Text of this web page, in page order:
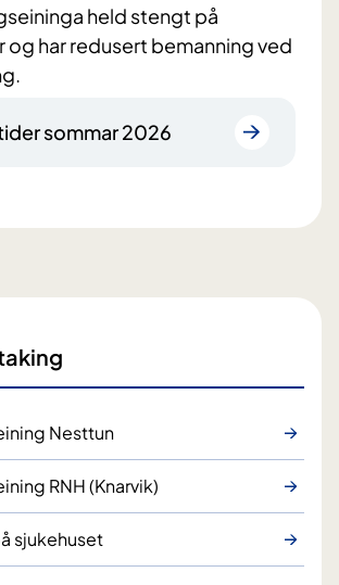
held stengt på
og har redusert bemanning ved
sommar 2026
Nesttun
RNH (Knarvik)
sjukehuset